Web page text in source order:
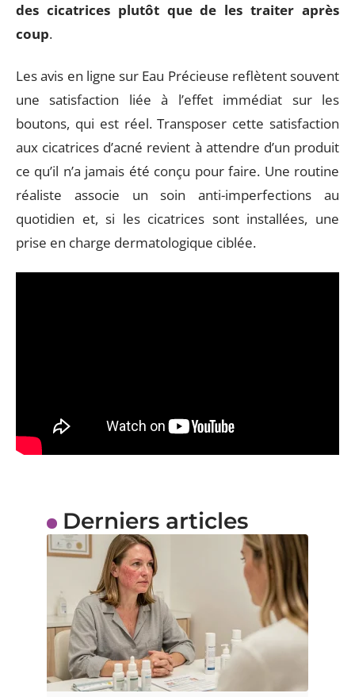
des cicatrices plutôt que de les traiter après
coup.
Les avis en ligne sur Eau Précieuse reflètent souvent
une satisfaction liée à l’effet immédiat sur les
boutons, qui est réel. Transposer cette satisfaction
aux cicatrices d’acné revient à attendre d’un produit
ce qu’il n’a jamais été conçu pour faire. Une routine
réaliste associe un soin anti-imperfections au
quotidien et, si les cicatrices sont installées, une
prise en charge dermatologique ciblée.
Derniers articles